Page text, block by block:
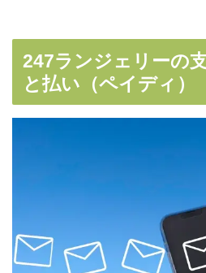
247ランジェリーの
と払い（ペイディ）